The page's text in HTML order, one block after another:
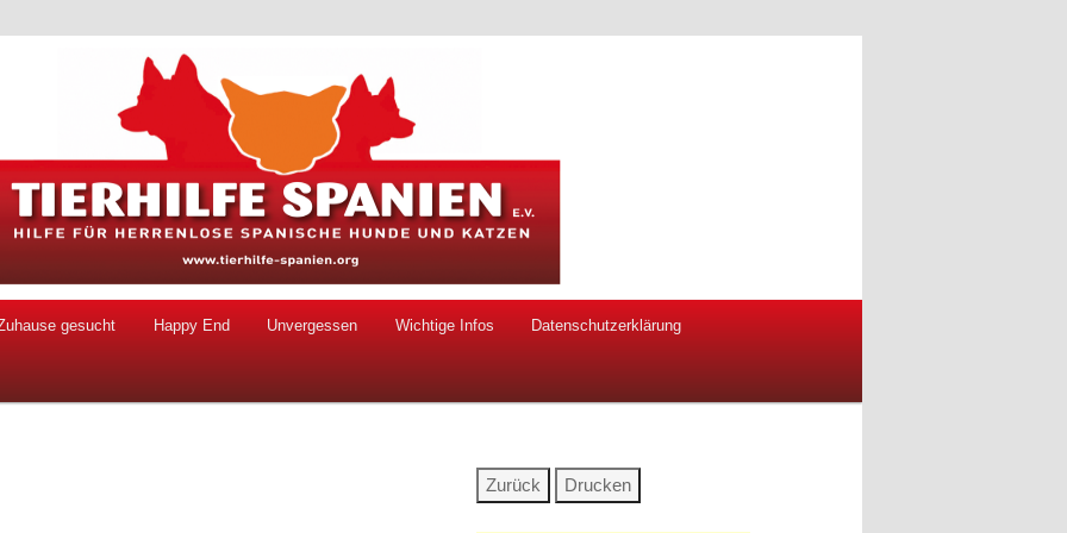
gesucht Happy End Unvergessen Wichtige Infos Datenschutzerklärung